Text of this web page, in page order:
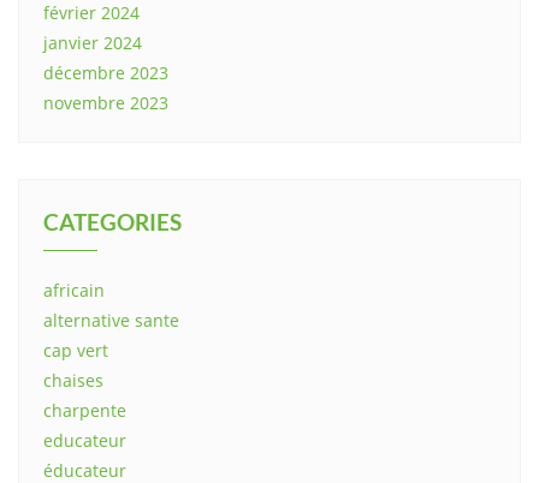
février 2024
janvier 2024
décembre 2023
novembre 2023
CATEGORIES
africain
alternative sante
cap vert
chaises
charpente
educateur
éducateur